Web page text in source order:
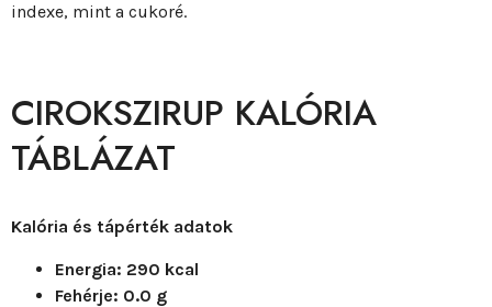
indexe, mint a cukoré.
CIROKSZIRUP KALÓRIA
TÁBLÁZAT
Kalória és tápérték adatok
Energia: 290 kcal
Fehérje: 0.0 g